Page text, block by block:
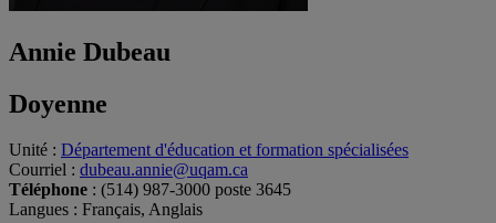
Annie Dubeau
Doyenne
Unité : Département d'éducation et formation spécialisées
Courriel : dubeau.annie@uqam.ca
Téléphone : (514) 987-3000 poste 3645
Langues : Français, Anglais